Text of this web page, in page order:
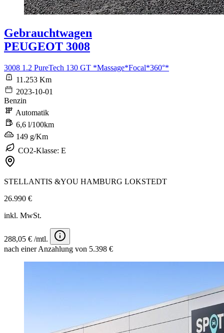
Gebrauchtwagen
PEUGEOT 3008
3008 1.2 PureTech 130 GT *Massage*Focal*360°*
11.253 Km
2023-10-01
Benzin
Automatik
6,6 l/100km
149 g/Km
CO2-Klasse: E
STELLANTIS &YOU HAMBURG LOKSTEDT
26.990 €
inkl. MwSt.
288,05 € /mtl.
nach einer Anzahlung von 5.398 €